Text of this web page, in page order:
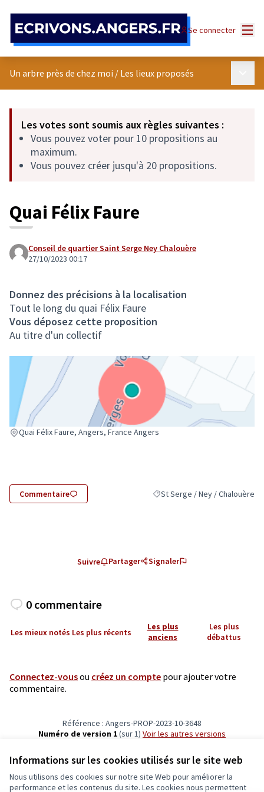
Informations sur les cookies utilisés sur le site web
Nous utilisons des cookies sur notre site Web pour améliorer la
performance et les contenus du site. Les cookies nous permettent
Se connecter
Un arbre près de chez moi / Les lieux proposés
Les votes sont soumis aux règles suivantes :
Vous pouvez voter pour 10 propositions au
maximum.
Vous pouvez créer jusqu'à 20 propositions.
Quai Félix Faure
Conseil de quartier Saint Serge Ney Chalouère
27/10/2023 00:17
Donnez des précisions à la localisation
Tout le long du quai Félix Faure
Vous déposez cette proposition
Au titre d'un collectif
Quai Félix Faure, Angers, France Angers
(Lien externe)
Commentaire Filtrer les résultats pour le
St Serge / Ney / Chalouère
Suivre Partager Signaler
0 commentaire
Les mieux notés Les plus récents
Les plus
anciens
Les plus
débattus
Connectez-vousou créez un compte pour ajouter votre
commentaire.
Référence : Angers-PROP-2023-10-3648
Numéro de version 1(sur 1)
voir les autres versions
Conditions d'utilisation
Paramètres des cookies